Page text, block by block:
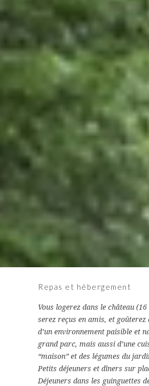
Repas et hébergement
Vous logerez dans le château
serez reçus en amis, et
d’un environnement paisible et
grand parc, mais aussi d’une
“maison” et des légumes du
Petits déjeuners et dîners sur
Déjeuners dans les guinguettes